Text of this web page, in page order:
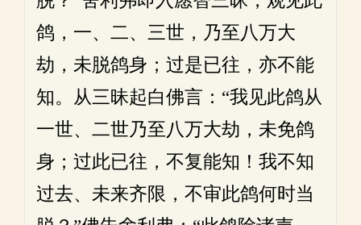
鸽，一、二、三世，乃至八万大
劫，未脱鸽身；过是已往，亦不能
知。从三昧起白佛言：“我见此鸽从
一世、二世乃至八万大劫，未免鸽
身；过此已往，不复能知！我不知
过去、未来齐限，不审此鸽何时当